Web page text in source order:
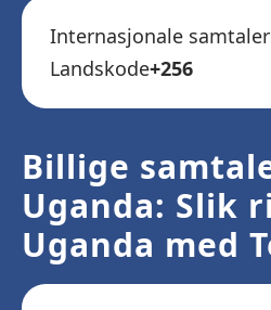
Internasjonale samtaler
Landskode+256
Billige
Uganda: Slik
Uganda med